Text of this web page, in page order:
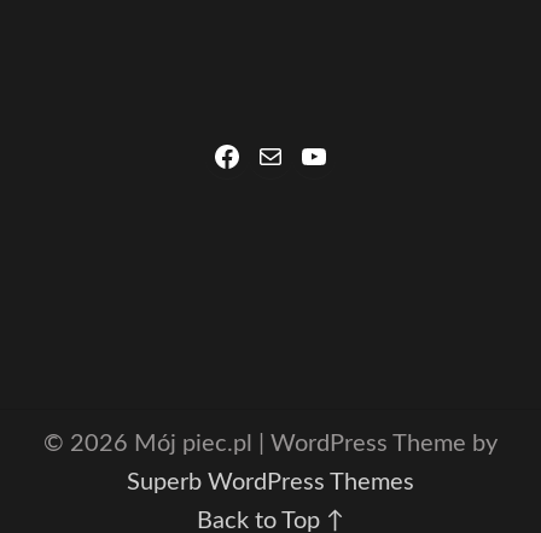
Facebook
Mail
© 2026 Mój piec.pl
| WordPress Theme by
Superb WordPress Themes
Back to Top ↑